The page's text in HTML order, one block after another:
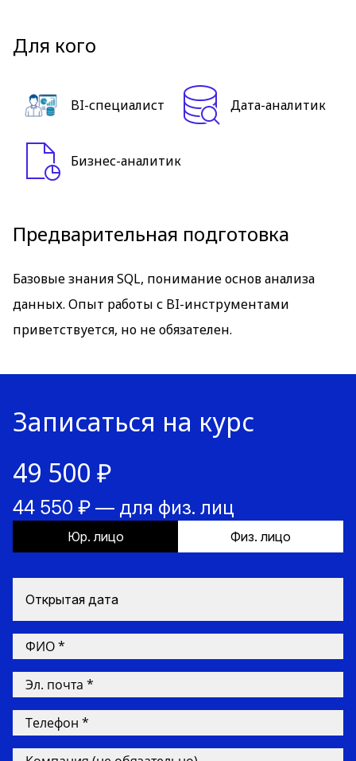
Для кого
BI-специалист Дата-аналитик
Бизнес-аналитик
Предварительная подготовка
Базовые знания SQL, понимание основ анализа
данных. Опыт работы с BI-инструментами
приветствуется, но не обязателен.
Записаться на курс
49 500 ₽
44 550 ₽ — для физ. лиц
Юр. лицо Физ. лицо
Открытая дата